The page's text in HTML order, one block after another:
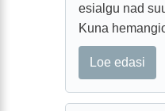
esialgu nad
Kuna
Loe edasi